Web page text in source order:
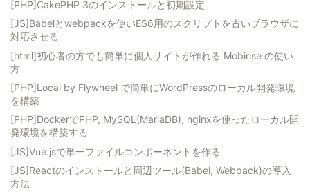
[PHP]CakePHP 3のインストールと初期設定
[JS]Babelとwebpackを使いES6用のスクリプトを古いブラウザに
対応させる
[html]初心者の方でも簡単に個人サイトが作れる Mobirise の使い
方
[PHP]Local by Flywheel で簡単にWordPressのローカル開発環境
を構築
[PHP]DockerでPHP, MySQL(MariaDB), nginxを使ったローカル開
発環境を構築する
[JS]Vue.jsで単一ファイルコンポーネントを作る
[JS]Reactのインストールと周辺ツール(Babel, Webpack)の導入
方法